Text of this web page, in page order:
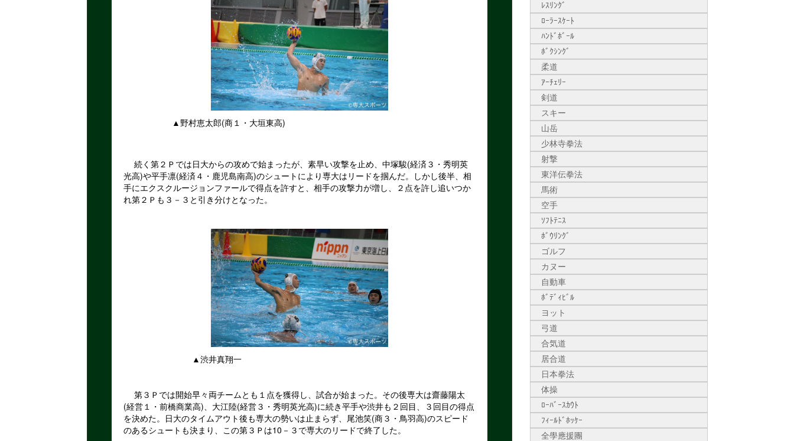
▲野村恵太郎(商１・大垣東高)
続く第２Ｐでは日大からの攻めで始まったが、素早い攻撃を止め、中塚駿(経済３・秀明英
光高)や平手凛(経済４・鹿児島南高)のシュートにより専大はリードを掴んだ。しかし後半、相
手にエクスクルージョンファールで得点を許すと、相手の攻撃力が増し、２点を許し追いつか
れ第２Ｐも３－３と引き分けとなった。
▲渋井真翔一
第３Ｐでは開始早々両チームとも１点を獲得し、試合が始まった。その後専大は齋藤陽太
(経営１・前橋商業高)、大江陸(経営３・秀明英光高)に続き平手や渋井も２回目、３回目の得点
を決めた。日大のタイムアウト後も専大の勢いは止まらず、尾池笑(商３・鳥羽高)のスピード
のあるシュートも決まり、この第３Ｐは10－３で専大のリードで終了した。
ﾚｽﾘﾝｸﾞ
ﾛｰﾗｰｽｹｰﾄ
ﾊﾝﾄﾞﾎﾞｰﾙ
ﾎﾞｸｼﾝｸﾞ
柔道
ｱｰﾁｪﾘｰ
剣道
スキー
山岳
少林寺拳法
射撃
東洋伝拳法
馬術
空手
ｿﾌﾄﾃﾆｽ
ﾎﾞｳﾘﾝｸﾞ
ゴルフ
カヌー
自動車
ﾎﾞﾃﾞｨﾋﾞﾙ
ヨット
弓道
合気道
居合道
日本拳法
体操
ﾛｰﾊﾞｰｽｶｳﾄ
ﾌｨｰﾙﾄﾞﾎｯｹｰ
全學應援團